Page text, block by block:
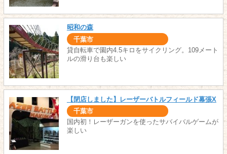
昭和の森
千葉市
貸自転車で園内4.5キロをサイクリング。109メート
ルの滑り台も楽しい
【閉店しました】レーザーバトルフィールド幕張X
千葉市
国内初！レーザーガンを使ったサバイバルゲームが
楽しい